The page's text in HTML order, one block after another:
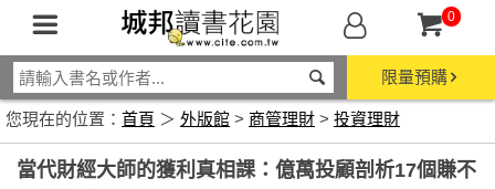
0
限量預購
您現在的位置： 首頁 ＞ 外版館 > 商管理財 > 投資理財
當代財經大師的獲利真相課：億萬投顧剖析17個賺不